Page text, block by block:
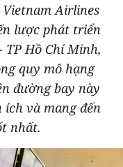
Airlines
lược phát triển
Hồ Chí Minh,
quy mô hạng
đường bay này
và mang đến
nhất.